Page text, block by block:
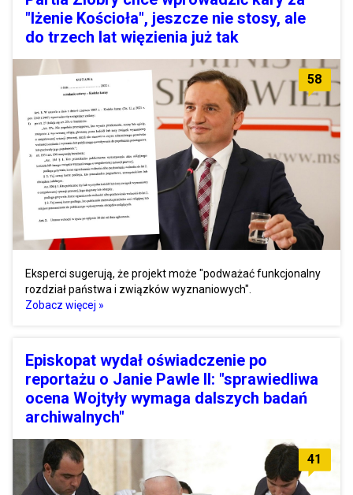
"lżenie Kościoła", jeszcze nie stosy, ale
do trzech lat więzienia już tak
58
Eksperci sugerują, że projekt może "podważać funkcjonalny
rozdział państwa i związków wyznaniowych".
Zobacz więcej »
Episkopat wydał oświadczenie po
reportażu o Janie Pawle II: "sprawiedliwa
ocena Wojtyły wymaga dalszych badań
archiwalnych"
41